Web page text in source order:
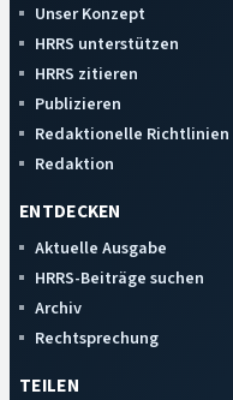
Unser Konzept
HRRS unterstützen
HRRS zitieren
Publizieren
Redaktionelle Richtlinien
Redaktion
ENTDECKEN
Aktuelle Ausgabe
HRRS-Beiträge suchen
Archiv
Rechtsprechung
TEILEN